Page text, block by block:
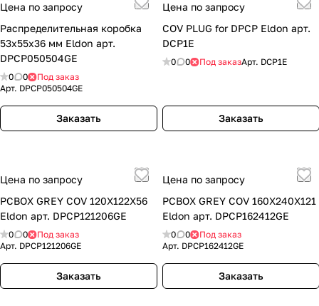
Цена по запросу
Распределительная коробка
53х55х36 мм Eldon арт.
DPCP050504GE
0 0
Под заказ
Арт. DPCP050504GE
Заказать
Цена по запросу
COV PLUG for DPCP Eldon арт.
DCP1E
0 0 Под заказАрт. DCP1E
Заказать
Цена по запросу
PCBOX GREY COV 120X122X56
Eldon арт. DPCP121206GE
0 0
Под заказ
Арт. DPCP121206GE
Заказать
Цена по запросу
PCBOX GREY COV 160X240X121
Eldon арт. DPCP162412GE
0 0
Под заказ
Арт. DPCP162412GE
Заказать